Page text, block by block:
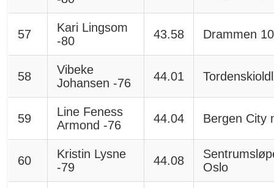
57
Kari Lingsom
-80
43.58 Drammen
58
Vibeke
Johansen -76
44.01
59
Line Feness
Armond -76
44.04 Bergen City
60
Kristin Lysne
-79
44.08
Oslo